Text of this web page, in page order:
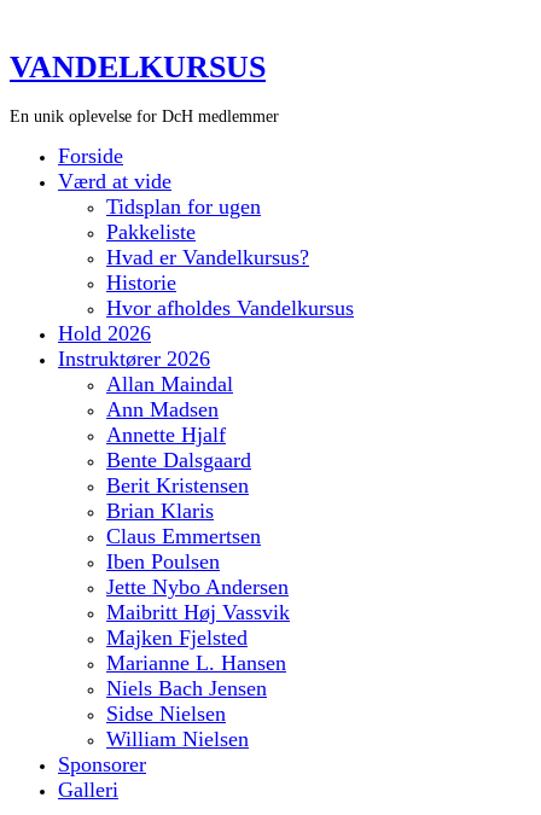
VANDELKURSUS
En unik oplevelse for DcH medlemmer
Forside
Værd at vide
Tidsplan for ugen
Pakkeliste
Hvad er Vandelkursus?
Historie
Hvor afholdes Vandelkursus
Hold 2026
Instruktører 2026
Allan Maindal
Ann Madsen
Annette Hjalf
Bente Dalsgaard
Berit Kristensen
Brian Klaris
Claus Emmertsen
Iben Poulsen
Jette Nybo Andersen
Maibritt Høj Vassvik
Majken Fjelsted
Marianne L. Hansen
Niels Bach Jensen
Sidse Nielsen
William Nielsen
Sponsorer
Galleri